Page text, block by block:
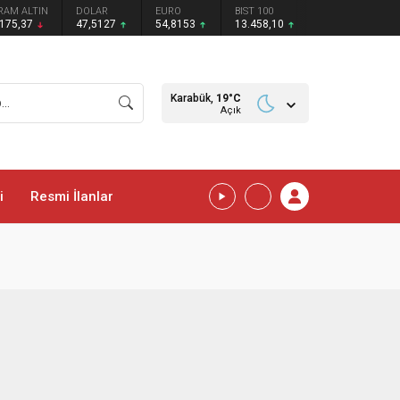
ALTIN DOLAR
47,5127
EURO
54,8153
BIST 100
13.458,10
Karabük, 19°C
Açık
Resmi İlanlar